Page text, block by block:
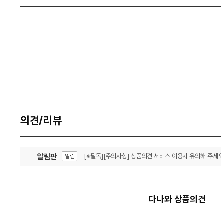
의견/리뷰
알림판 알림 [※필독][주의사항] 상품의견 서비스 이용시 유의해 주세
다나와 상품의견